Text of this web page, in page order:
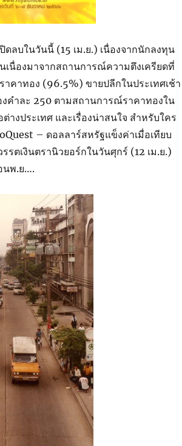
ลบในวันนี้ (15 เม.ย.) เนื่องจากนักลงทุน
เนื่องมาจากสถานการณ์ความตึงเครียดที่
คาทอง (96.5%) ขายปลีกในประเทศเช้า
คำละ 250 ตามสถานการณ์ราคาทองใน
งประเทศ และเรื่องน่าสนใจ สำหรับใคร
– ดอลลาร์สหรัฐแข็งค่าเมื่อเทียบ
ตเงินตรานิวยอร์กในวันศุกร์ (12 เม.ย.)
นพ.ย….